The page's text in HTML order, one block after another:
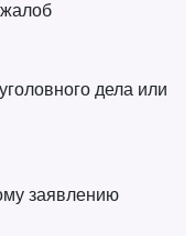
дела или
заявлению